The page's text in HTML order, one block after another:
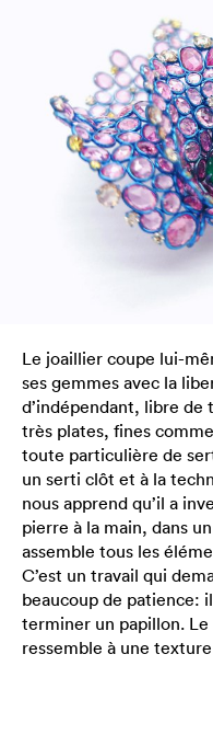
Le joaillier coupe lui-
ses gemmes avec la
d’indépendant, libre de
très plates, fines
toute particulière de
un serti clôt et à la
nous apprend qu’il a
pierre à la main, dans
assemble tous les
C’est un travail qui
beaucoup de patience:
terminer un papillon.
ressemble à une